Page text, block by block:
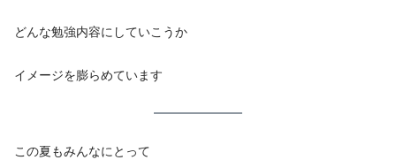
どんな勉強内容にしていこうか
イメージを膨らめています
この夏もみんなにとって